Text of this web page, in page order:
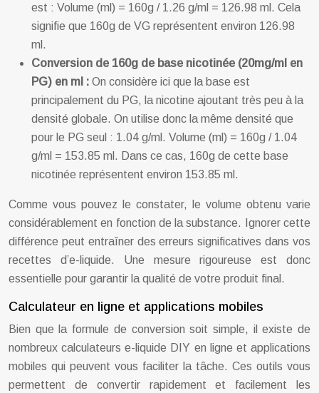
est : Volume (ml) = 160g / 1.26 g/ml = 126.98 ml. Cela
signifie que 160g de VG représentent environ 126.98
ml.
Conversion de 160g de base nicotinée (20mg/ml en
PG) en ml : On considère ici que la base est
principalement du PG, la nicotine ajoutant très peu à la
densité globale. On utilise donc la même densité que
pour le PG seul : 1.04 g/ml. Volume (ml) = 160g / 1.04
g/ml = 153.85 ml. Dans ce cas, 160g de cette base
nicotinée représentent environ 153.85 ml.
Comme vous pouvez le constater, le volume obtenu varie
considérablement en fonction de la substance. Ignorer cette
différence peut entraîner des erreurs significatives dans vos
recettes d’e-liquide. Une mesure rigoureuse est donc
essentielle pour garantir la qualité de votre produit final.
Calculateur en ligne et applications mobiles
Bien que la formule de conversion soit simple, il existe de
nombreux calculateurs e-liquide DIY en ligne et applications
mobiles qui peuvent vous faciliter la tâche. Ces outils vous
permettent de convertir rapidement et facilement les